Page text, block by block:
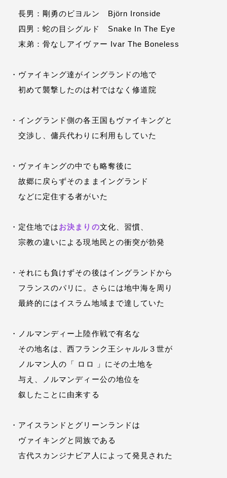
長男：剛勇のビヨルン Björn Ironside
四男：蛇の目シグルド Snake In The Eye
末弟：骨なしアイヴァー Ivar The Boneless
・ヴァイキング達がイングランドの地で
初めて襲撃したのは村ではなく修道院
・イングランド側の各王国もヴァイキングと
交渉し、傭兵代わりに利用もしていた
・ヴァイキングの中でも略奪後に
故郷に戻らずそのままイングランド
などに定住する者がいた
・定住地ではお決まりの文化、習慣、
宗教の違いによる現地民との衝突が勃発
・それにも負けずその後はイングランドから
フランスのパリに。さらには地中海を周り
最終的にはイスラム地域まで達していた
・ノルマンディー上陸作戦で有名な
その地名は、西フランク王シャルル３世が
ノルマン人の「 ロロ 」にその土地を
与え、ノルマンディー公の地位を
叙したことに由来する
・アイスランドとグリーンランドは
ヴァイキングと同族である
古代スカンジナビア人によって発見された